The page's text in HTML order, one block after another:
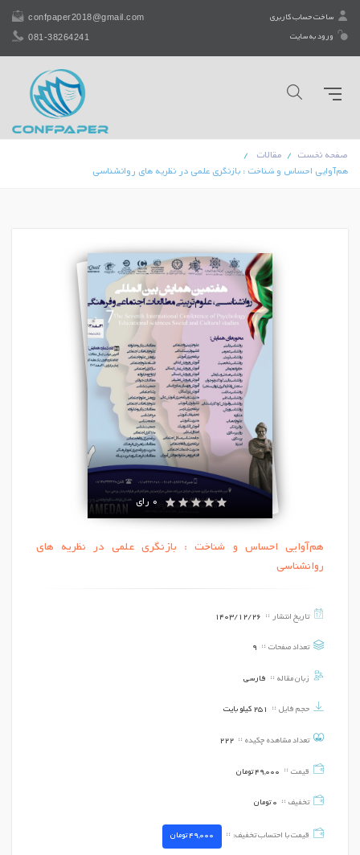
ساخت حساب کاربری
ورود به سایت
confpaper2018@gmail.com
081-38264241
صفحه نخست
مقالات
هم‌آوایی احساس و شناخت : بازنگری علمی در نظریه‌ های روانشناسی
0 رای
هم‌آوایی احساس و شناخت : بازنگری علمی در نظریه‌ های
روانشناسی
تاریخ انتشار 1403/12/26
تعداد صفحات 9
زبان مقاله فارسی
حجم فایل 251 کیلو بایت
تعداد مشاهده چکیده 222
قیمت 49,000تومان
تخفیف 0 تومان
قیمت با احتساب تخفیف: 49,000تومان